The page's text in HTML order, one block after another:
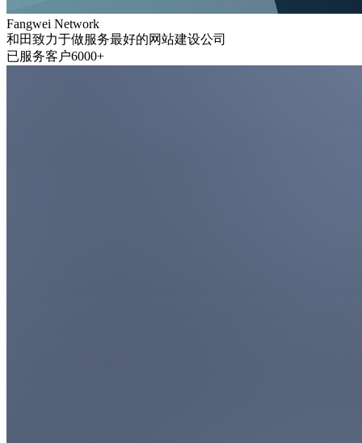
Fangwei Network
和田致力于做服务最好的网站建设公司
已服务客户6000+